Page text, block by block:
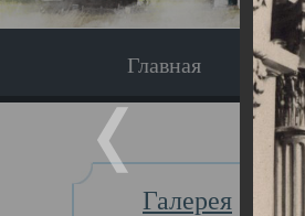
Главная
Галерея